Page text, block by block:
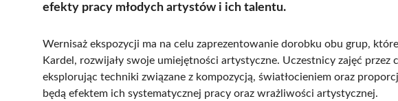
efekty pracy młodych artystów i ich talentu.
Wernisaż ekspozycji ma na celu zaprezentowanie dorobku obu grup,
Kardel, rozwijały swoje umiejętności artystyczne. Uczestnicy zajęć przez
eksplorując techniki związane z kompozycją, światłocieniem oraz
będą efektem ich systematycznej pracy oraz wrażliwości artystycznej.